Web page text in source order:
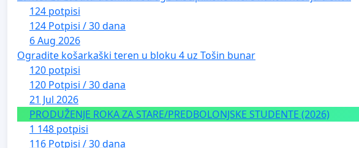
124 potpisi
124 Potpisi / 30 dana
6 Aug 2026
Ogradite košarkaški teren u bloku 4 uz Tošin bunar
120 potpisi
120 Potpisi / 30 dana
21 Jul 2026
PRODUŽENJE ROKA ZA STARE/PREDBOLONJSKE STUDENTE (2026)
1 148 potpisi
116 Potpisi / 30 dana